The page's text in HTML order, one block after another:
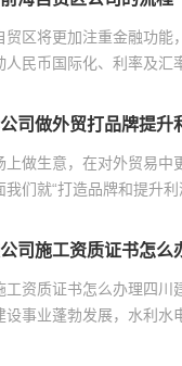
贸区将更加注重金融功能
人民币国际化、利率及汇
司做外贸打品牌提升
上做生意，在对外贸易中
我们就“打造品牌和提升利
司施工资质证书怎么
工资质证书怎么办理四川
设事业蓬勃发展，水利水